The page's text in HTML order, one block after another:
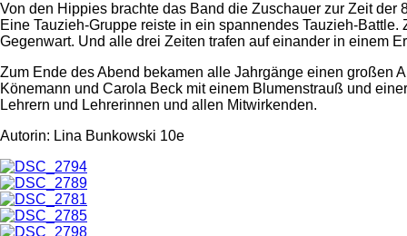
Von den Hippies brachte das Band die Zuschauer zur Zeit der
Eine Tauzieh-Gruppe reiste in ein spannendes Tauzieh-
Gegenwart. Und alle drei Zeiten trafen auf einander in einem
Zum Ende des Abend bekamen alle Jahrgänge einen großen
Könemann und Carola Beck mit einem Blumenstrauß und
Lehrern und Lehrerinnen und allen Mitwirkenden.
Autorin: Lina Bunkowski 10e